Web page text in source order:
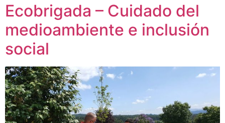
Ecobrigada – Cuidado del
medioambiente e inclusión
social